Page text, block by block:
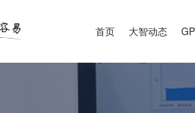
首页 大智动态